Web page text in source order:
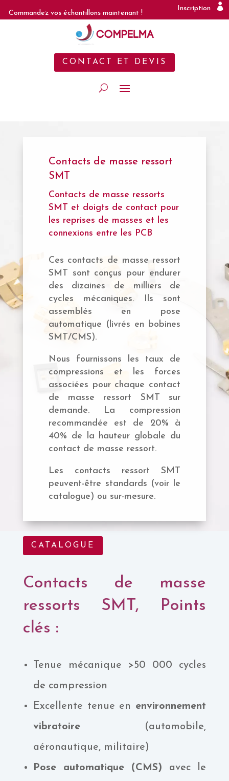
Commandez vos échantillons maintenant !
Inscription
CONTACT ET DEVIS
Contacts de masse ressort
SMT
Contacts de masse ressorts
SMT et doigts de contact pour
les reprises de masses et les
connexions entre les PCB
Ces contacts de masse ressort
SMT sont conçus pour endurer
des dizaines de milliers de
cycles mécaniques. Ils sont
assemblés en pose
automatique (livrés en bobines
SMT/CMS).
Nous fournissons les taux de
compressions et les forces
associées pour chaque contact
de masse ressort SMT sur
demande. La compression
recommandée est de 20% à
40% de la hauteur globale du
contact de masse ressort.
Les contacts ressort SMT
peuvent-être standards (voir le
catalogue) ou sur-mesure.
CATALOGUE
Contacts de masse
ressorts SMT, Points
clés :
Tenue mécanique >50 000 cycles
de compression
Excellente tenue en environnement
vibratoire(automobile,
aéronautique, militaire)
Pose automatique (CMS) avec le